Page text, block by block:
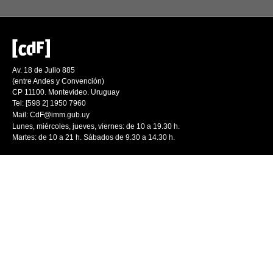
Av. 18 de Julio 885
(entre Andes y Convención)
CP 11100. Montevideo. Uruguay
Tel: [598 2] 1950 7960
Mail: CdF@imm.gub.uy
Lunes, miércoles, jueves, viernes: de 10 a 19.30 h.
Martes: de 10 a 21 h. Sábados de 9.30 a 14.30 h.